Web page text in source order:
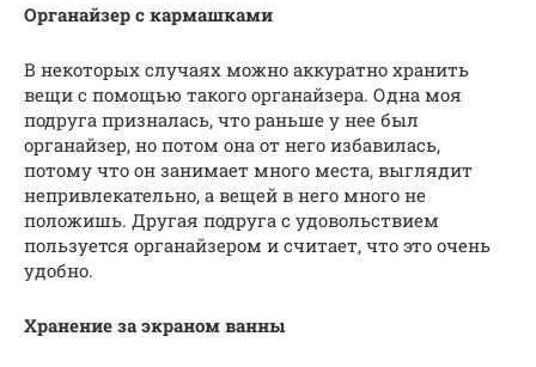
Органайзер с кармашками
В некоторых случаях можно аккуратно хранить
вещи с помощью такого органайзера. Одна моя
подруга призналась, что раньше у нее был
органайзер, но потом она от него избавилась,
потому что он занимает много места, выглядит
непривлекательно, а вещей в него много не
положишь. Другая подруга с удовольствием
пользуется органайзером и считает, что это очень
удобно.
Хранение за экраном ванны